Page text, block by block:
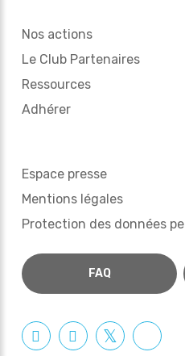
Nos actions
Le Club Partenaires
Ressources
Adhérer
Espace presse
Mentions légales
Protection des données
FAQ